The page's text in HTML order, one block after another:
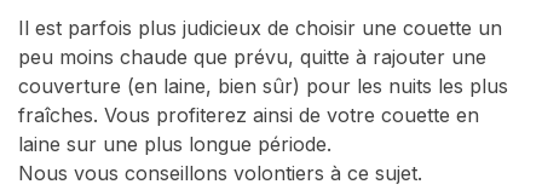
Il est parfois plus judicieux de choisir une couette un
peu moins chaude que prévu, quitte à rajouter une
couverture (en laine, bien sûr) pour les nuits les plus
fraîches. Vous profiterez ainsi de votre couette en
laine sur une plus longue période.
Nous vous conseillons volontiers à ce sujet.